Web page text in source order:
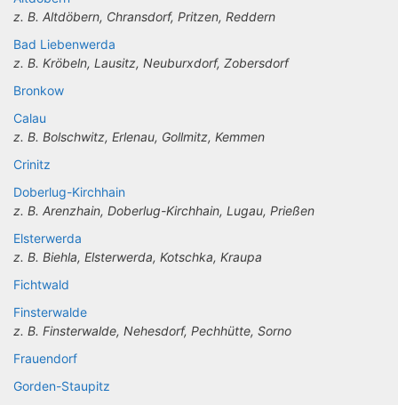
z. B. Altdöbern, Chransdorf, Pritzen, Reddern
Bad Liebenwerda
z. B. Kröbeln, Lausitz, Neuburxdorf, Zobersdorf
Bronkow
Calau
z. B. Bolschwitz, Erlenau, Gollmitz, Kemmen
Crinitz
Doberlug-Kirchhain
z. B. Arenzhain, Doberlug-Kirchhain, Lugau, Prießen
Elsterwerda
z. B. Biehla, Elsterwerda, Kotschka, Kraupa
Fichtwald
Finsterwalde
z. B. Finsterwalde, Nehesdorf, Pechhütte, Sorno
Frauendorf
Gorden-Staupitz